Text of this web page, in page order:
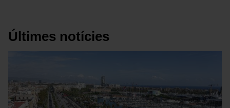
Últimes notícies